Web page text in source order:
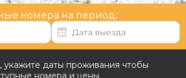
номера на период:
укажите даты проживания чтобы
номера и цены.